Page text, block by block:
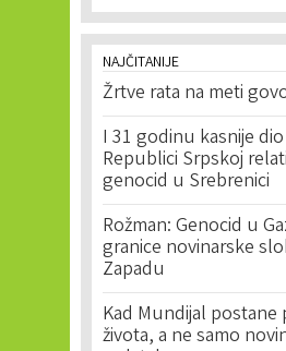
NAJČITANIJE
Žrtve rata na meti
I 31 godinu kasnije
Republici Srpskoj
genocid u Srebrenici
Rožman: Genocid u
granice novinarske
Zapadu
Kad Mundijal postane
života, a ne samo